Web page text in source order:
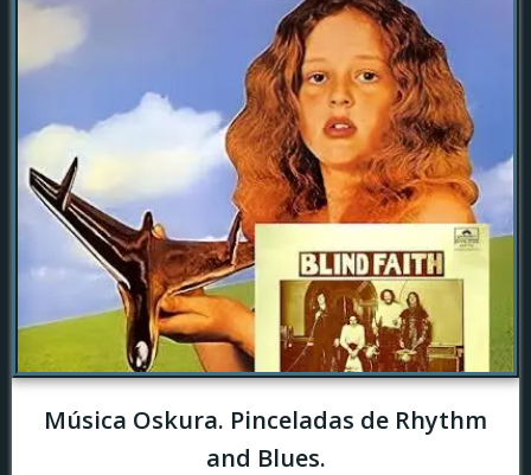
Música Oskura. Pinceladas de Rhythm
and Blues.